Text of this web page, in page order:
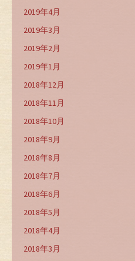
2019年4月
2019年3月
2019年2月
2019年1月
2018年12月
2018年11月
2018年10月
2018年9月
2018年8月
2018年7月
2018年6月
2018年5月
2018年4月
2018年3月